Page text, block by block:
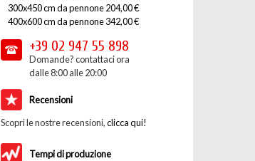
300x450 cm da pennone 204,00 €
400x600 cm da pennone 342,00 €
+39 02 947 55 898
Domande? contattaci ora
dalle 8:00 alle 20:00
Recensioni
Scopri le nostre recensioni,clicca qui!
Tempi di produzione